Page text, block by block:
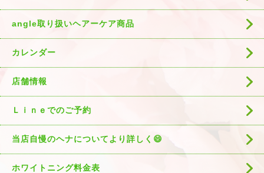
angle取り扱いヘアーケア商品
カレンダー
店舗情報
Ｌｉｎｅでのご予約
当店自慢のヘナについてより詳しく😄
ホワイトニング料金表